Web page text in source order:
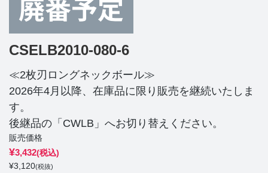
CSELB2010-080-6
≪2枚刃ロングネックボール≫
2026年4月以降、在庫品に限り販売を継続いたしま
す。
後継品の「CWLB」へお切り替えください。
販売価格
¥3,432(税込)
¥3,120(税抜)